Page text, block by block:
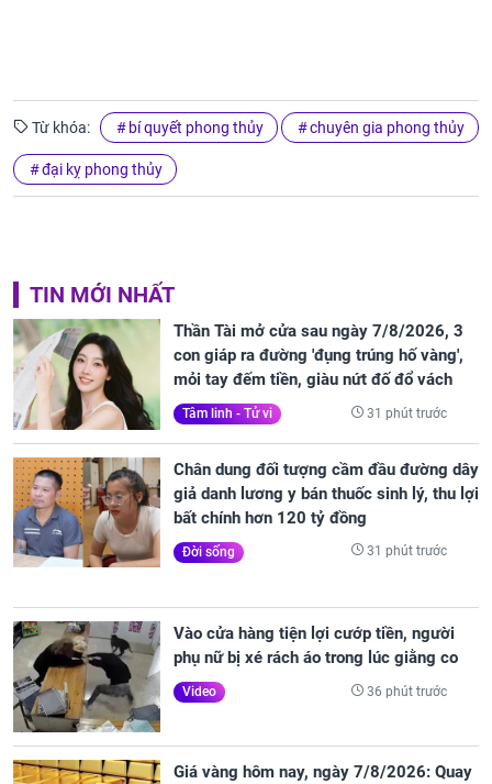
Từ khóa: bí quyết phong thủy chuyên gia phong thủy
đại kỵ phong thủy
TIN MỚI NHẤT
Thần Tài mở cửa sau ngày 7/8/2026, 3
con giáp ra đường 'đụng trúng hố vàng',
mỏi tay đếm tiền, giàu nứt đố đổ vách
Tâm linh - Tử vi 31 phút trước
Chân dung đối tượng cầm đầu đường dây
giả danh lương y bán thuốc sinh lý, thu lợi
bất chính hơn 120 tỷ đồng
Đời sống 31 phút trước
Vào cửa hàng tiện lợi cướp tiền, người
phụ nữ bị xé rách áo trong lúc giằng co
Video 36 phút trước
Giá vàng hôm nay, ngày 7/8/2026: Quay